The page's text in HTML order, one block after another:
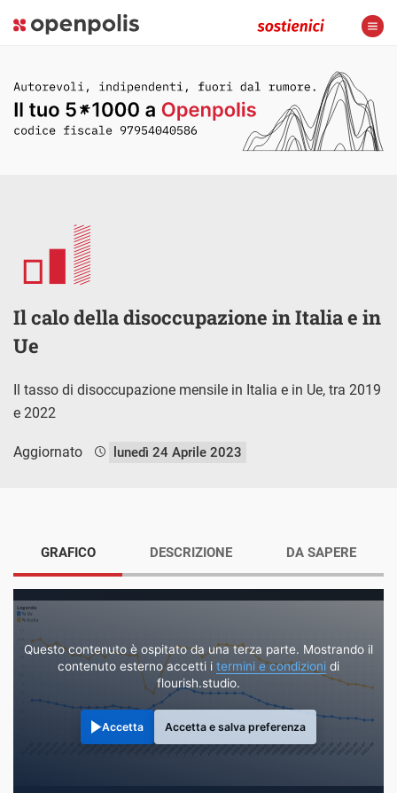
Il calo della disoccupazione in Italia e in
Ue
Il tasso di disoccupazione mensile in Italia e in Ue, tra 2019
e 2022
Aggiornato lunedì 24 Aprile 2023
GRAFICO
Questo contenuto è ospitato da una terza parte. Mostrando il
contenuto esterno accetti i termini e condizioni di
flourish.studio.
Accetta Accetta e salva preferenza
DESCRIZIONE DA SAPERE